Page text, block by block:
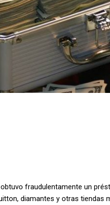
fraudulentamente un
diamantes y otras tiendas